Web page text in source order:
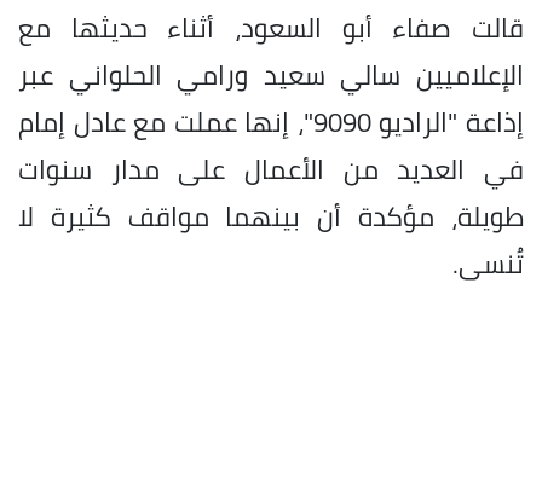
قالت صفاء أبو السعود، أثناء حديثها مع
الإعلاميين سالي سعيد ورامي الحلواني عبر
إذاعة "الراديو 9090"، إنها عملت مع عادل إمام
في العديد من الأعمال على مدار سنوات
طويلة، مؤكدة أن بينهما مواقف كثيرة لا
تُنسى.